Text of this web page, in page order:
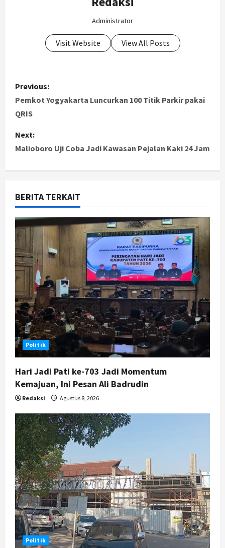
Administrator
Visit Website View All Posts
P
o
s
t
n
v
i
g
a
t
i
o
n
Previous:
Pemkot Yogyakarta Luncurkan 100 Titik Parkir pakai
QRIS
Next:
Malioboro Uji Coba Jadi Kawasan Pejalan Kaki 24 Jam
BERITA TERKAIT
Politik
Hari Jadi Pati ke-703 Jadi Momentum
Kemajuan, Ini Pesan Ali Badrudin
Redaksi Agustus 8, 2026
Politik